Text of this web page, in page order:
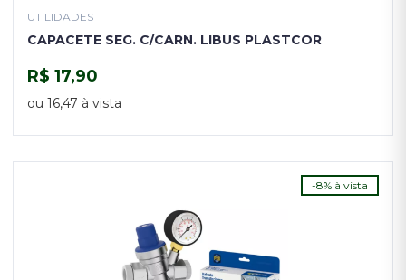
UTILIDADES
CAPACETE SEG. C/CARN. LIBUS PLASTCOR
R$ 17,90
ou 16,47 à vista
-8% à vista